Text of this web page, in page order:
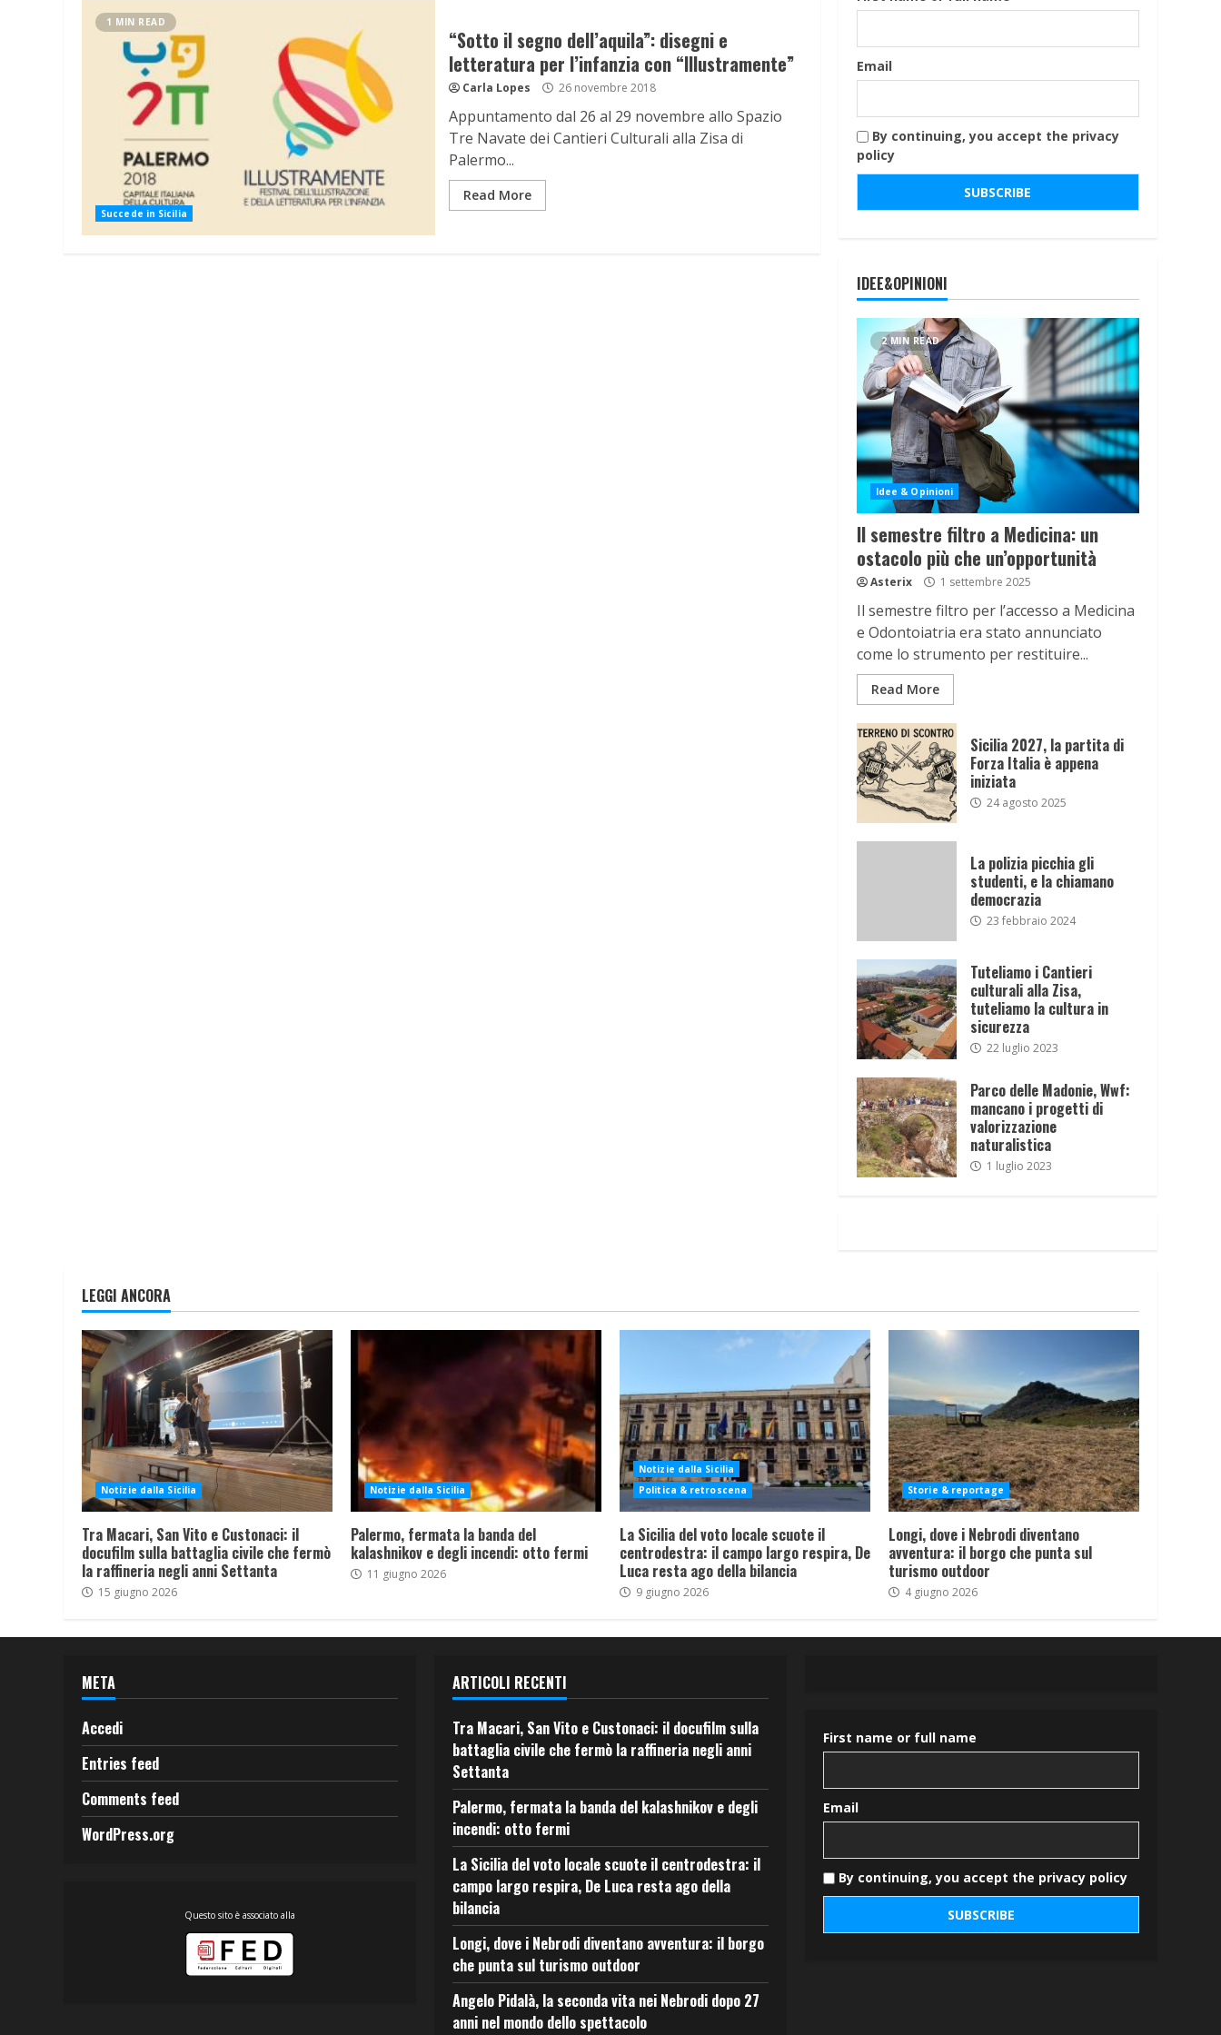
1 MIN READ
Succede in Sicilia
“Sotto il segno dell’aquila”: disegni e
letteratura per l’infanzia con “Illustramente”
Carla Lopes 26 novembre 2018
Appuntamento dal 26 al 29 novembre allo Spazio
Tre Navate dei Cantieri Culturali alla Zisa di
Palermo...
Read More
Email
By continuing, you accept the privacy
policy
IDEE&OPINIONI
2 MIN READ
Idee & Opinioni
Il semestre filtro a Medicina: un
ostacolo più che un’opportunità
Asterix 1 settembre 2025
Il semestre filtro per l’accesso a Medicina
e Odontoiatria era stato annunciato
come lo strumento per restituire...
Read More
Sicilia 2027, la partita di
Forza Italia è appena
iniziata
24 agosto 2025
La polizia picchia gli
studenti, e la chiamano
democrazia
23 febbraio 2024
Tuteliamo i Cantieri
culturali alla Zisa,
tuteliamo la cultura in
sicurezza
22 luglio 2023
Parco delle Madonie, Wwf:
mancano i progetti di
valorizzazione
naturalistica
1 luglio 2023
LEGGI ANCORA
Notizie dalla Sicilia
Tra Macari, San Vito e Custonaci: il
docufilm sulla battaglia civile che fermò
la raffineria negli anni Settanta
15 giugno 2026
Notizie dalla Sicilia
Palermo, fermata la banda del
kalashnikov e degli incendi: otto fermi
11 giugno 2026
Notizie dalla Sicilia
Politica & retroscena
La Sicilia del voto locale scuote il
centrodestra: il campo largo respira, De
Luca resta ago della bilancia
9 giugno 2026
Storie & reportage
Longi, dove i Nebrodi diventano
avventura: il borgo che punta sul
turismo outdoor
4 giugno 2026
META
Accedi
Entries feed
Comments feed
WordPress.org
Questo sito è associato alla
ARTICOLI RECENTI
Tra Macari, San Vito e Custonaci: il docufilm sulla
battaglia civile che fermò la raffineria negli anni
Settanta
Palermo, fermata la banda del kalashnikov e degli
incendi: otto fermi
La Sicilia del voto locale scuote il centrodestra: il
campo largo respira, De Luca resta ago della
bilancia
Longi, dove i Nebrodi diventano avventura: il borgo
che punta sul turismo outdoor
Angelo Pidalà, la seconda vita nei Nebrodi dopo 27
anni nel mondo dello spettacolo
First name or full name
Email
By continuing, you accept the privacy policy